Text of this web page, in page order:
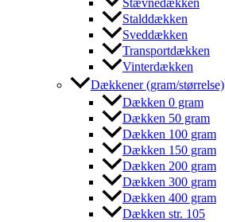
Stalddækken
Sveddækken
Transportdækken
Vinterdækken
Dækkener (gram/størrelse)
Dækken 0 gram
Dækken 50 gram
Dækken 100 gram
Dækken 150 gram
Dækken 200 gram
Dækken 300 gram
Dækken 400 gram
Dækken str. 105